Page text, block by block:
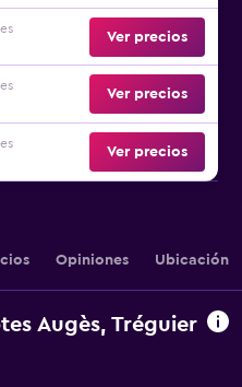
Ver precios
Ver precios
Ver precios
Opiniones Ubicación
Augès, Tréguier